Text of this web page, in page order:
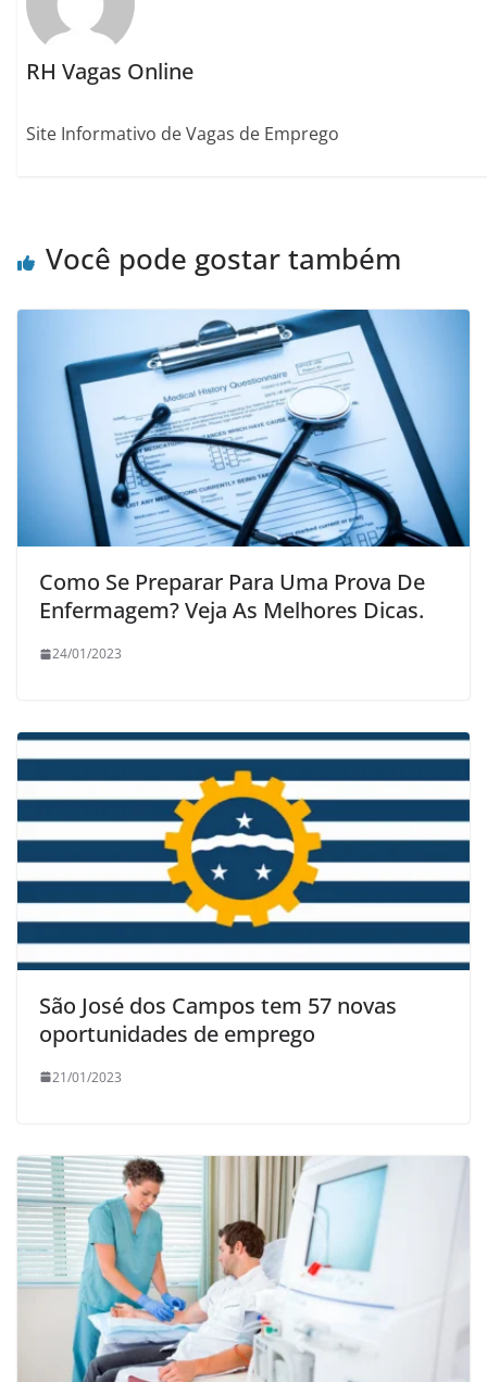
RH Vagas Online
Site Informativo de Vagas de Emprego
Você pode gostar também
Como Se Preparar Para Uma Prova De
Enfermagem? Veja As Melhores Dicas.
24/01/2023
São José dos Campos tem 57 novas
oportunidades de emprego
21/01/2023